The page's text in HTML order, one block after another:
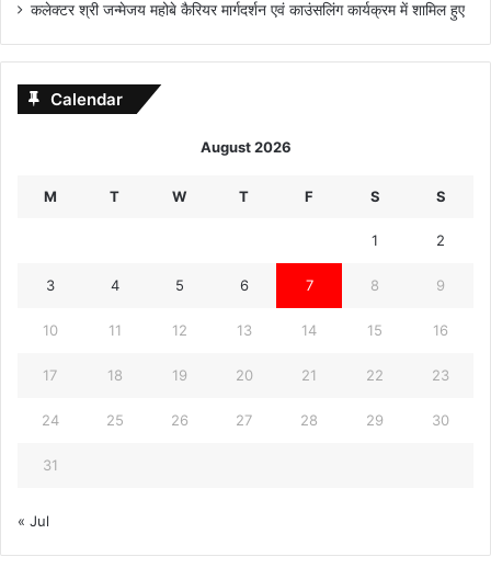
कलेक्टर श्री जन्मेजय महोबे कैरियर मार्गदर्शन एवं काउंसलिंग कार्यक्रम में शामिल हुए
Calendar
August 2026
M T W T F S S
1 2
3 4 5 6 7 8 9
10 11 12 13 14 15 16
17 18 19 20 21 22 23
24 25 26 27 28 29 30
31
« Jul